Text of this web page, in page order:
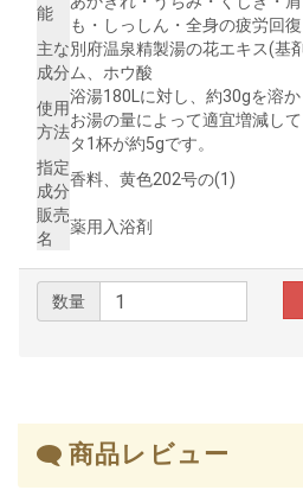
能
も・しっしん・全身の疲労回復
主な
成分
別府温泉精製湯の花エキス(基
ム、ホウ酸
使用
方法
浴湯180Lに対し、約30gを溶か
お湯の量によって適宜増減し
タ1杯が約5gです。
指定
成分
香料、黄色202号の(1)
販売
名
薬用入浴剤
数量
商品レビュー